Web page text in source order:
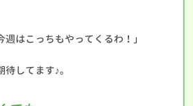
はこっちもやってくるわ！」
してます♪。